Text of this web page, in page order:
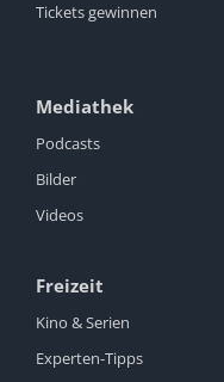
Tickets gewinnen
Mediathek
Podcasts
Bilder
Videos
Freizeit
Kino & Serien
Experten-Tipps